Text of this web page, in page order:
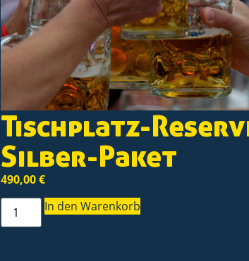
Tischplatz-
Silber-Paket
490,00€
In den Warenkorb